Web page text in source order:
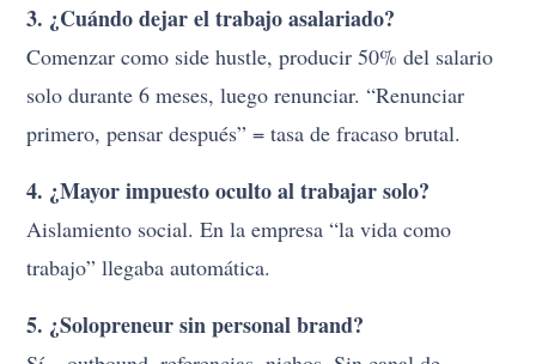
3. ¿Cuándo dejar el trabajo asalariado?
Comenzar como side hustle, producir 50% del salario
solo durante 6 meses, luego renunciar. “Renunciar
primero, pensar después” = tasa de fracaso brutal.
4. ¿Mayor impuesto oculto al trabajar solo?
Aislamiento social. En la empresa “la vida como
trabajo” llegaba automática.
5. ¿Solopreneur sin personal brand?